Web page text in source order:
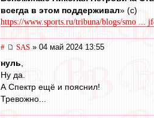
всегда в этом поддерживал» (с)
https://www.sports.ru/tribuna/blogs/smo ...
# SAS » 04 май 2024 13:55
нуль
Ну да.
А Спектр ещё и пояснил!
Тревожно...